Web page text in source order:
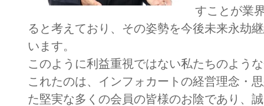
すことが業
ると考えており、その姿勢を今後未来永劫
います。
このように利益重視ではない私たちのよう
これたのは、インフォカートの経営理念・
た堅実な多くの会員の皆様のお陰であり、